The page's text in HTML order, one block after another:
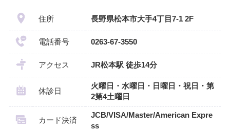
住所 長野県松本市大手4丁目7-1 2F
電話番号 0263-67-3550
アクセス JR松本駅 徒歩14分
休診日
火曜日・水曜日・日曜日・祝日・第
2第4土曜日
カード決済
JCB/VISA/Master/American Expre
ss